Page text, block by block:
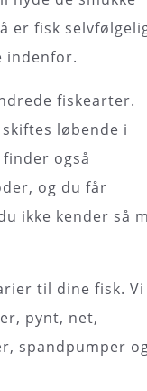
er fisk
indenfor.
fiskearter.
løbende i
også
og du får
ikke kender så
til dine fisk.
pynt, net,
spandpumper